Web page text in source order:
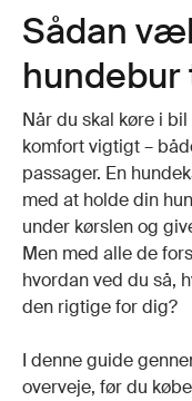
Sådan
hundebur
Når du skal køre i
komfort vigtigt –
passager. En
med at holde din
under kørslen og
Men med alle de
hvordan ved du så,
den rigtige for dig?
I denne guide
overveje, før du